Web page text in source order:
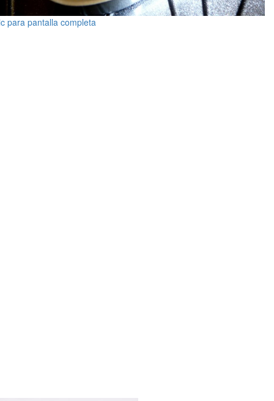
para pantalla completa